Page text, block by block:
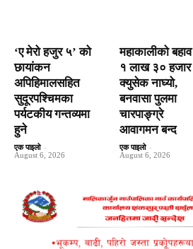
‘ए मेरो हजुर ५’ को
छायांकन
अपिहिमालसहित
सुदूरपश्चिमका
पर्यटकीय गन्तव्यमा
हुने
एक पाइलो -
August 6, 2026
महाकालीको बहाव
१ लाख ३० हजार
क्युसेक नाघ्यो,
बनवासा पुलमा
चारपाङ्ग्रे
आवागमन बन्द
एक पाइलो -
August 6, 2026